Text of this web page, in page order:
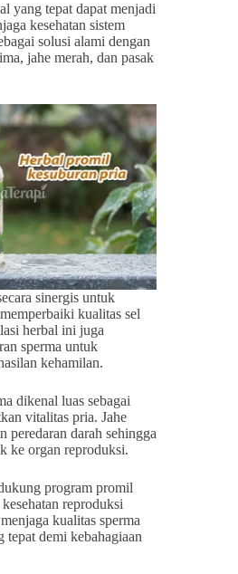
yang tepat dapat menjadi
kesehatan sistem
solusi alami dengan
jahe merah, dan pasak
sinergis untuk
kualitas sel
herbal ini juga
sperma untuk
kehamilan.
dikenal luas sebagai
vitalitas pria. Jahe
peredaran darah sehingga
ke organ reproduksi.
program promil
reproduksi
kualitas sperma
demi kebahagiaan